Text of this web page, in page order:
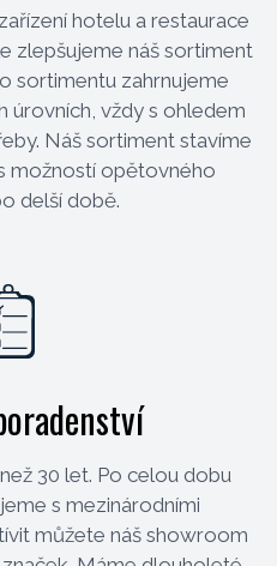
hotelu a restaurace
zlepšujeme náš sortiment
sortimentu zahrnujeme
úrovních, vždy s ohledem
Náš sortiment stavíme
možností opětovného
delší době.
30 let. Po celou dobu
s mezinárodními
můžete náš showroom